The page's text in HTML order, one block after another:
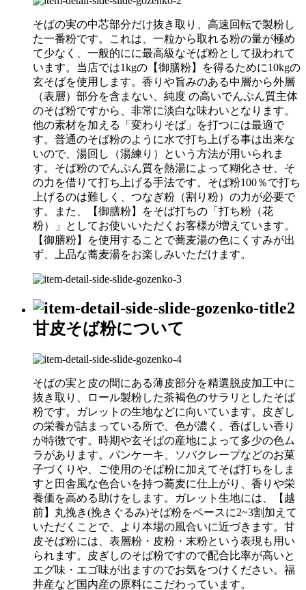
そばの実の中芯部分だけ抜き取り、高速回転で製粉し
た一番粉です。これは、一粒から取れる粉の量が極め
て少なく、一般的にに最高級なそば粉として扱われて
います。当店では1kgの【御膳粉】を得るために10kgの
玄そばを使用します。香りや旨みのある中層から外層
（表層）部分を含まない、純度 の高いでんぷん質主体
のそば粉ですから、非常に淡白な味わいとなります。
他の素材を加える「変わりそば」を打つには最適で
す。普通のそば粉のように水で打ち上げる事は出来な
いので、湯回し（湯練り）という方法が用いられま
す。そば粉のでんぷん質を熱湯によって糊化させ、そ
の力を借りて打ち上げる手法です。そば粉100％で打ち
上げるのは難しく、つなぎ粉（割り粉）の力が必要で
す。また、【御膳粉】をそば打ちの「打ち粉（花
粉）」としてお使いいただくお客様が増えています。
【御膳粉】を使用することで蕎麦湯の色にくすみが出
ず、上品な蕎麦湯をお楽しみいただけます。
甘皮そば粉について
そばの実と皮の間にある薄皮部分を精選脱皮加工中に
抜き取り、ロール製粉した茶褐色のサラリとしたそば
粉です。ガレットの生地などに向いています。皮ぎし
の栄養が詰まっている所で、色が濃く、香ばしい香り
が特徴です。時期や玄そばの産地によって多少の色ム
ラがあります。パンケーキ、ソバクレープなどのお菓
子づくりや、ご使用のそば粉に加えてそば打ちをしま
すと田舎風な色合いを持つ蕎麦に仕上がり、香りや栄
養価を高める助けをします。ガレット生地には、【越
前】丸挽き(挽きぐるみ)そば粉をベースに2~3割加えて
いただくことで、より本場の風合いに近づきます。甘
皮そば粉には、表層粉・皮粉・末粉という表現も用い
られます。皮ぎしのそば粉ですので配合比率が高いと
エグ味・エゴ味が出ますのでお気をつけください。福
井産など国内産の原料にこだわっています。